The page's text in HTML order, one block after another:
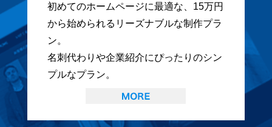
初めてのホームページに最適な、15万円
から始められるリーズナブルな制作プラ
ン。
名刺代わりや企業紹介にぴったりのシン
プルなプラン。